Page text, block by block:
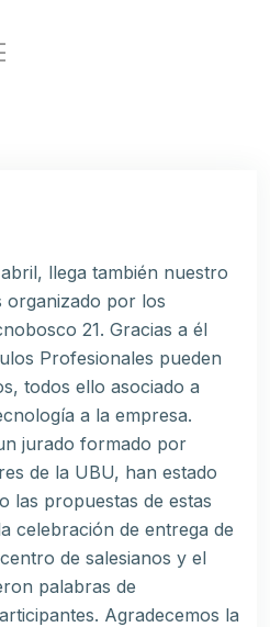
llega también nuestro
organizado por los
21. Gracias a él
Profesionales pueden
todos ello asociado a
a la empresa.
jurado formado por
de la UBU, han estado
las propuestas de estas
celebración de entrega de
de salesianos y el
palabras de
Agradecemos la